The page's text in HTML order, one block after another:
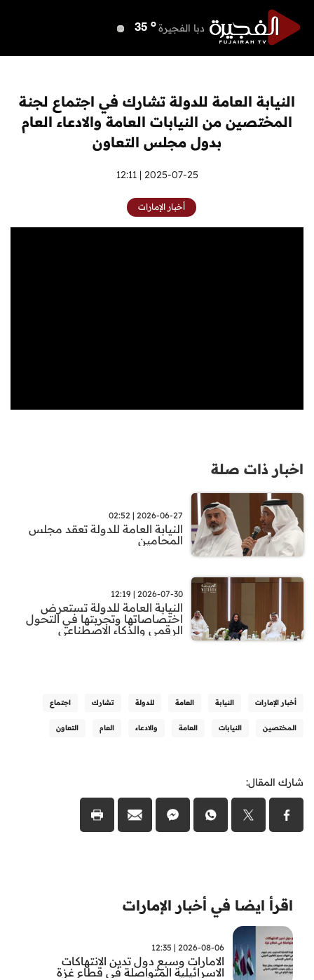
دبا الفجيرة 35 o
أم القيوين 37 o
راس الخيمة o
الفجيرة 34 o
النيابة العامة للدولة تشارك في اجتماع لجنة
المختصين من النيابات العامة والادعاء العام
بدول مجلس التعاون
2025-07-25 | 12:11
أخبار الإمارات
اخبار ذات صلة
2026-06-27 | 02:52
النيابة العامة للدولة تعقد مجلس
المحامين
2026-07-30 | 12:19
النيابة العامة للدولة تستعرض
اختصاصاتها وتجربتها في التحول
الرقمي والذكاء الاصطناعي
أخبار الإمارات النيابة العامة للدولة تشارك اجتماع
المختصين النيابات العامة والادعاء العام التعاون
شارك المقال:
اقرأ ايضا في أخبار الإمارات
2026-08-06 | 12:35
الامارات وسبع دول تدين الانتهاكات
الاسرائيلية المتواصلة في قطاع غزة